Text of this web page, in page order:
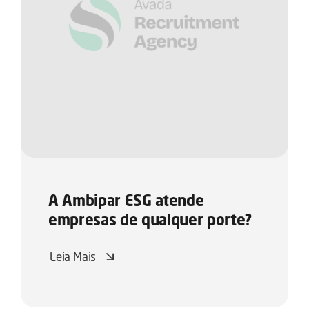
A Ambipar ESG atende
empresas de qualquer porte?
Leia Mais